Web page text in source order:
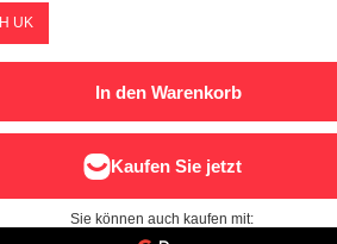
UK
In den Warenkorb
Sie können auch kaufen mit: